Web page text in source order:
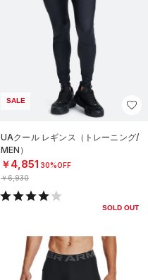
SALE
UAクール レギンス（トレーニング/
MEN）
￥4,851 30%OFF
￥6,930
SOLD OUT